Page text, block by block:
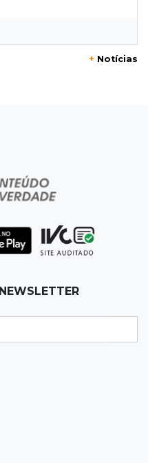
que atropelou
para 14% ao ano em
a R$ 5,12 com
recua
+ Notícias